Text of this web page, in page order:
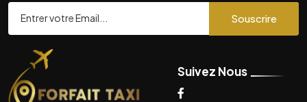
Souscrire
Suivez Nous